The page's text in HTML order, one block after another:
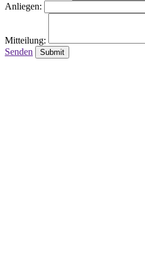
Anliegen:
Mitteilung:
Senden